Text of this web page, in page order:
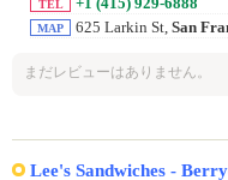
TEL +1 (415) 929-6888
MAP 625 Larkin St, San
まだレビューはありません。
Lee's Sandwiches -